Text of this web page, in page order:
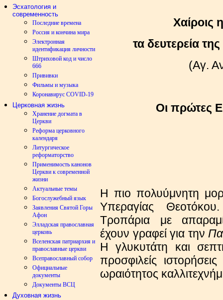
Эсхатология и
современность
Последние времена
Россия и кончина мира
Электронная
идентификация личности
Штриховой код и число
666
Прививки
Фильмы и музыка
Коронавирус COVID-19
Церковная жизнь
Хранение догмата в
Церкви
Реформа церковного
календаря
Литургическое
реформаторство
Применимость канонов
Церкви к современной
жизни
Актуальные темы
Богослужебный язык
Заявления Святой Горы
Афон
Элладская православная
церковь
Вселенская патриархия и
православные церкви
Всеправославный собор
Официальные
документы
Документы ВСЦ
Духовная жизнь
Χαίροις
τα δευτερεία
(Αγ.
Οι πρώτες
Η πιο πολυύμνητη
Υπεραγίας
Τροπάρια με
έχουν γραφεί για την
Η γλυκυτάτη και
προσφιλείς
ωραιότητος